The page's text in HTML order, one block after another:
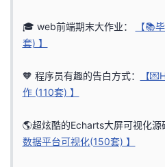
者
的
博
我
的
我
🎓 web前端期末大作业：
【📚
套) 】
🧡 程序员有趣的告白方式：
【
作 (110套) 】
🌎超炫酷的Echarts大屏可视化源
数据平台可视化(150套) 】